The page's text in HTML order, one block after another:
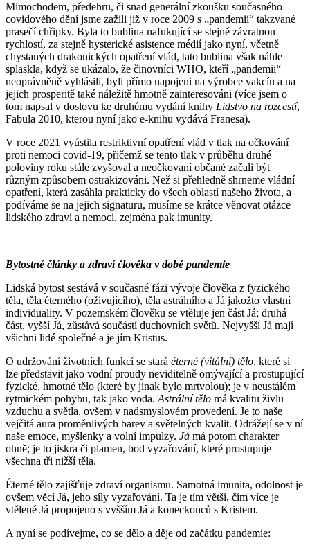
Mimochodem, předehru, či snad generální zkoušku současného
covidového dění jsme zažili již v roce 2009 s „pandemií“ takzvané
prasečí chřipky. Byla to bublina nafukující se stejně závratnou
rychlostí, za stejně hysterické asistence médií jako nyní, včetně
chystaných drakonických opatření vlád, tato bublina však náhle
splaskla, když se ukázalo, že činovníci WHO, kteří „pandemii“
neoprávněně vyhlásili, byli přímo napojeni na výrobce vakcín a na
jejich prosperitě také náležitě hmotně zainteresováni (více jsem o
tom napsal v doslovu ke druhému vydání knihy Lidstvo na rozcestí,
Fabula 2010, kterou nyní jako e-knihu vydává Franesa).
V roce 2021 vyústila restriktivní opatření vlád v tlak na očkování
proti nemoci covid-19, přičemž se tento tlak v průběhu druhé
poloviny roku stále zvyšoval a neočkovaní občané začali být
různým způsobem ostrakizováni. Než si přehledně shrneme vládní
opatření, která zasáhla prakticky do všech oblastí našeho života, a
podíváme se na jejich signaturu, musíme se krátce věnovat otázce
lidského zdraví a nemoci, zejména pak imunity.
Bytostné články a zdraví člověka v době pandemie
Lidská bytost sestává v současné fázi vývoje člověka z fyzického
těla, těla éterného (oživujícího), těla astrálního a Já jakožto vlastní
individuality. V pozemském člověku se vtěluje jen část Já; druhá
část, vyšší Já, zůstává součástí duchovních světů. Nejvyšší Já mají
všichni lidé společné a je jím Kristus.
O udržování životních funkcí se stará éterné (vitální) tělo, které si
lze představit jako vodní proudy neviditelně omývající a prostupující
fyzické, hmotné tělo (které by jinak bylo mrtvolou); je v neustálém
rytmickém pohybu, tak jako voda. Astrální tělo má kvalitu živlu
vzduchu a světla, ovšem v nadsmyslovém provedení. Je to naše
vejčitá aura proměnlivých barev a světelných kvalit. Odrážejí se v ní
naše emoce, myšlenky a volní impulzy. Já má potom charakter
ohně; je to jiskra či plamen, bod vyzařování, které prostupuje
všechna tři nižší těla.
Éterné tělo zajišťuje zdraví organismu. Samotná imunita, odolnost je
ovšem věcí Já, jeho síly vyzařování. Ta je tím větší, čím více je
vtělené Já propojeno s vyšším Já a koneckonců s Kristem.
A nyní se podívejme, co se dělo a děje od začátku pandemie: